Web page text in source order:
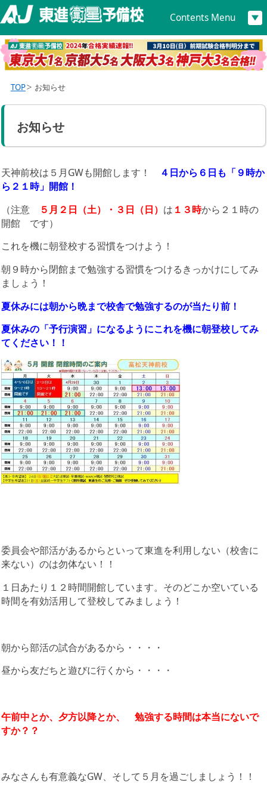
Contents Menu
TOP お知らせ
お知らせ
天神前校は５月GWも開館します！
４日から６日も「９時か
ら２１時」開館！
（注意
５月２日（土）・３日（日） は １３時から２１時の
開館 です）
これを機に朝登校する習慣をつけよう！
朝９時から閉館まで勉強する習慣をつけるきっかけにしてみ
ましょう！
夏休みには朝から晩まで校舎で勉強するのが当たり前！
夏休みの「予行演習」になるようにこれを機に朝登校してみ
てください！！
委員会や部活があるからといって東進を利用しない（校舎に
来ない）のは勿体ない！！
１日あたり１２時間開館しています。そのどこか空いている
時間を有効活用して登校してみましょう！
朝から部活の試合があるから・・・・
昼から友だちと遊びに行くから・・・・
午前中とか、夕方以降とか、 勉強する時間は本当にないで
すか？？
みなさんも有意義なGW、そして５月を過ごしましょう！！